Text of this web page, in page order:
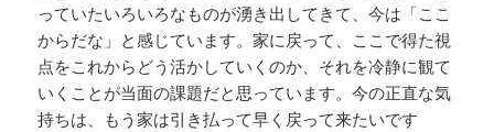
っていたいろいろなものが湧き出してきて、今は「ここ
からだな」と感じています。家に戻って、ここで得た視
点をこれからどう活かしていくのか、それを冷静に観て
いくことが当面の課題だと思っています。今の正直な気
持ちは、もう家は引き払って早く戻って来たいです